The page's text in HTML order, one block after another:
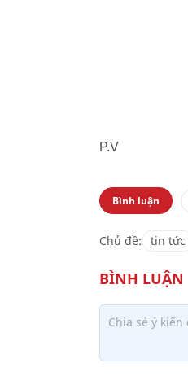
P.V
Bình luận
Chủ đề: tin tức